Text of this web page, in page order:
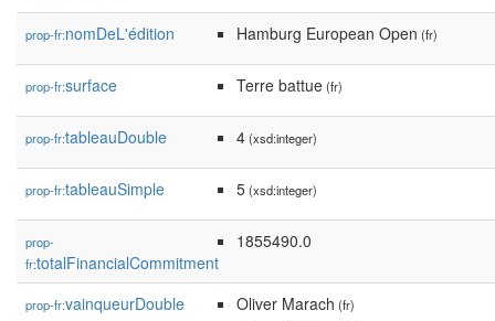
prop-fr:nomDeL'édition Hamburg European Open (fr)
prop-fr:surface Terre battue(fr)
prop-fr:tableauDouble 4(xsd:integer)
prop-fr:tableauSimple 5(xsd:integer)
prop-
fr:totalFinancialCommitment
1855490.0
prop-fr:vainqueurDouble Oliver Marach (fr)